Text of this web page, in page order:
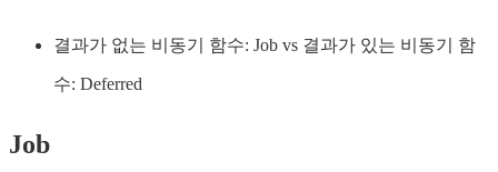
결과가 없는 비동기 함수: Job vs 결과가 있는 비동기 함
수: Deferred
Job